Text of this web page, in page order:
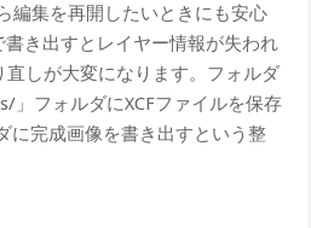
編集を再開したいときにも安心
書き出すとレイヤー情報が失われ
直しが大変になります。フォルダ
」フォルダにXCFファイルを保存
に完成画像を書き出すという整